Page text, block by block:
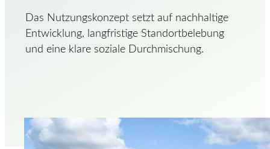
Das Nutzungskonzept setzt auf nachhaltige
Entwicklung, langfristige Standortbelebung
und eine klare soziale Durchmischung.